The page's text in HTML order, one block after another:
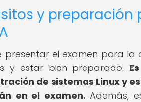
y
presentar el examen para la
y estar bien preparado.
de sistemas Linux y
en el examen. Además,